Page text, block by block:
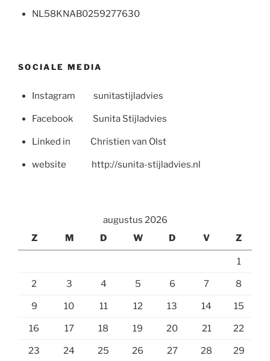
NL58KNAB0259277630
SOCIALE MEDIA
Instagram sunitastijladvies
Facebook Sunita Stijladvies
Linked in Christien van Olst
website http://sunita-stijladvies.nl
augustus 2026
Z
M D W D V Z
1
2 3 4 5 6 7 8
9 10 11 12 13 14 15
16 17 18 19 20 21 22
23 24 25 26 27 28 29